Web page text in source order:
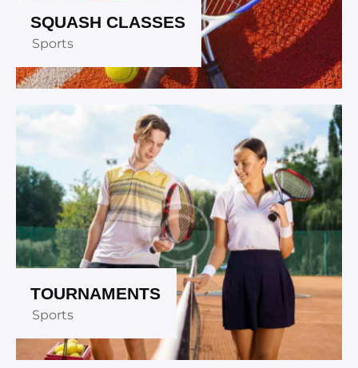
SQUASH CLASSES
Sports
TOURNAMENTS
Sports